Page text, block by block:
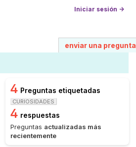
Iniciar sesión →
enviar una pregunta
4 Preguntas etiquetadas
CURIOSIDADES
4 respuestas
Preguntas actualizadas más
recientemente